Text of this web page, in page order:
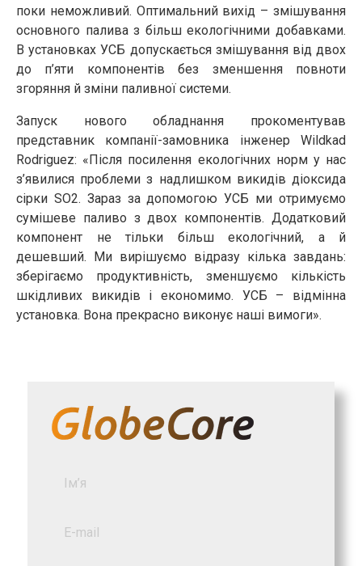
поки неможливий. Оптимальний вихід – змішування
основного палива з більш екологічними добавками.
В установках УСБ допускається змішування від двох
до п’яти компонентів без зменшення повноти
згоряння й зміни паливної системи.
Запуск нового обладнання прокоментував
представник компанії-замовника інженер Wildkad
Rodriguez: «Після посилення екологічних норм у нас
з’явилися проблеми з надлишком викидів діоксида
сірки SO2. Зараз за допомогою УСБ ми отримуємо
сумішеве паливо з двох компонентів. Додатковий
компонент не тільки більш екологічний, а й
дешевший. Ми вирішуємо відразу кілька завдань:
зберігаємо продуктивність, зменшуємо кількість
шкідливих викидів і економимо. УСБ – відмінна
установка. Вона прекрасно виконує наші вимоги».